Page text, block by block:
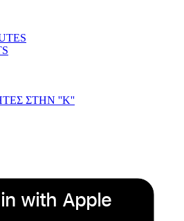
ΣΤΗΝ ''Κ''
with Apple